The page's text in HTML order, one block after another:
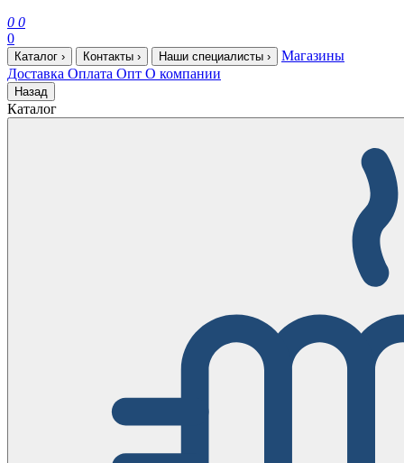
0 0
0
Каталог › Контакты › Наши специалисты ›
Магазины
Доставка Оплата Опт О компании
Назад
Каталог